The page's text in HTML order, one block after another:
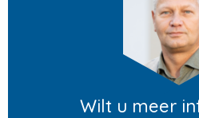
Wilt u meer